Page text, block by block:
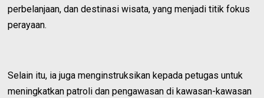
perbelanjaan, dan destinasi wisata, yang menjadi titik fokus
perayaan.
Selain itu, ia juga menginstruksikan kepada petugas untuk
meningkatkan patroli dan pengawasan di kawasan-kawasan